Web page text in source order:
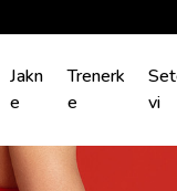
Jakn
e
Trenerk
e
vi